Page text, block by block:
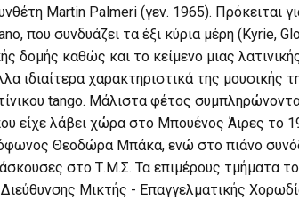
Martin Palmeri (γεν. 1965). Πρόκειται
που συνδυάζει τα έξι κύρια μέρη (Kyrie,
δομής καθώς και το κείμενο μιας
ιδιαίτερα χαρακτηριστικά της μουσικής
tango. Μάλιστα φέτος
είχε λάβει χώρα στο Μπουένος Άιρες το
Θεοδώρα Μπάκα, ενώ στο πιάνο
στο Τ.Μ.Σ. Τα επιμέρους τμήματα
Μικτής - Επαγγελματικής